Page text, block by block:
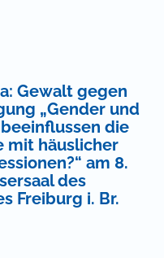
Gewalt gegen
„Gender und
die
mit häuslicher
am 8.
des
Freiburg i. Br.